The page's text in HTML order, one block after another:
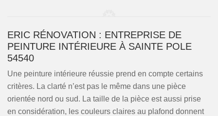
ERIC RÉNOVATION : ENTREPRISE DE
PEINTURE INTÉRIEURE À SAINTE POLE
54540
Une peinture intérieure réussie prend en compte certains
critères. La clarté n’est pas le même dans une pièce
orientée nord ou sud. La taille de la pièce est aussi prise
en considération, les couleurs claires au plafond donnent